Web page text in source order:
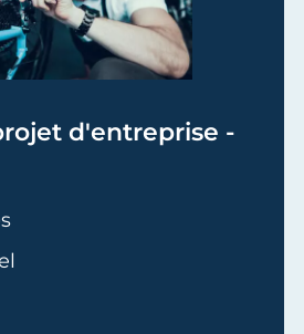
d'entreprise -